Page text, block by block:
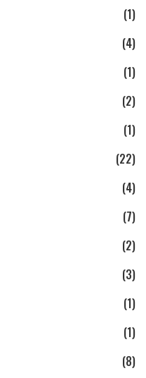
(1)
(4)
(1)
(2)
(1)
(22)
(4)
(7)
(2)
(3)
(1)
(1)
(8)